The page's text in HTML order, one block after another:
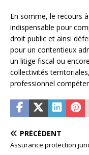
En somme, le recours
indispensable pour
droit public et ainsi
pour un contentieux
un litige fiscal ou
collectivités territoriales,
professionnel
PRÉCÉDENT
Assurance protection